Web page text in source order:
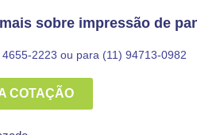
sobre impressão de
2223 ou para (11) 94713-0982
COTAÇÃO